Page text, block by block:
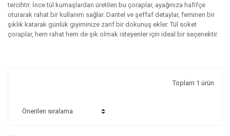
tercihtir. İnce tül kumaşlardan üretilen bu çoraplar, ayağınıza hafifçe
oturarak rahat bir kullanım sağlar. Dantel ve şeffaf detaylar, feminen bir
şıklık katarak günlük giyiminize zarif bir dokunuş ekler. Tül soket
çoraplar, hem rahat hem de şık olmak isteyenler için ideal bir seçenektir.
Toplam 1 ürün